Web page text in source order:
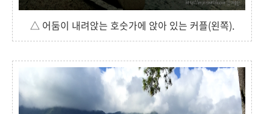
△ 어둠이 내려앉는 호숫가에 앉아 있는 커플(왼쪽).